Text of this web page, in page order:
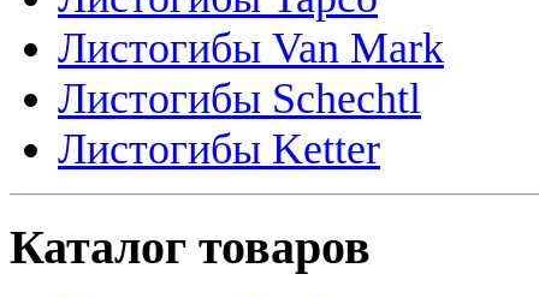
Листогибы Van Mark
Листогибы Schechtl
Листогибы Ketter
Каталог товаров